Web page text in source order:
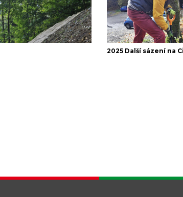
2025 Další sázení na